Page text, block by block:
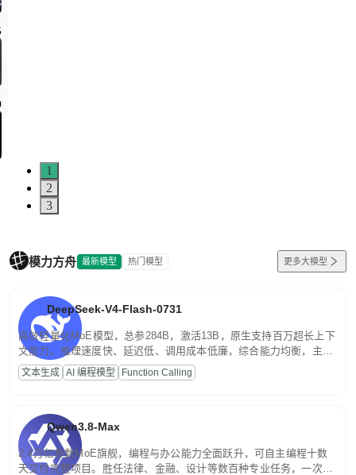
1
2
3
模力方舟 最新模型 热门模型 更多大模型
DeepSeek-V4-Flash-0731
高效轻量化MoE模型，总参284B，激活13B，原生支持百万超长上下
文能力。推理速度快、延迟低、调用成本低廉，综合能力均衡，主打
高并发、轻量化任务，适合日常对话、内容创作、基础 RAG、批量
文案处理等普惠刚需场景。
文本生成 AI 编程模型 Function Calling
Qwen3.8-Max
2.4万亿参数MoE旗舰，编程与办公能力全面跃升，可自主编程十数
天交付完整项目。胜任法律、金融、设计等数百种专业任务，一次对